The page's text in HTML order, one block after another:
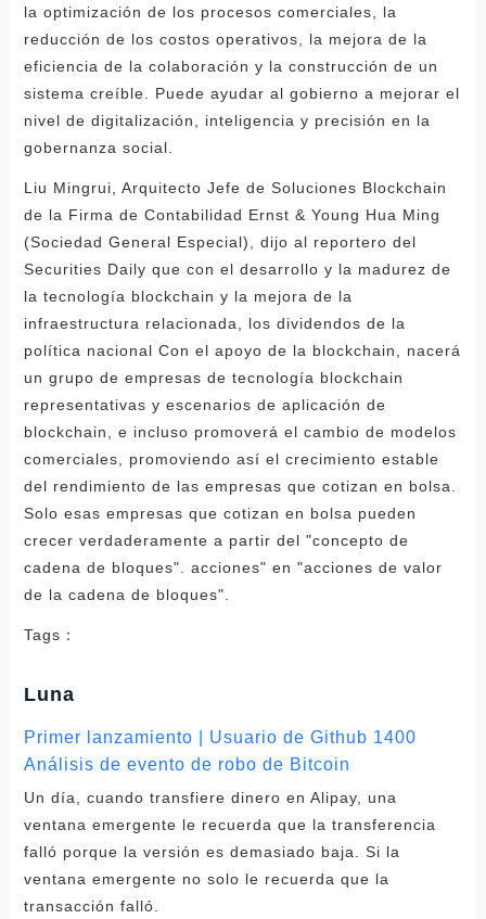
la optimización de los procesos comerciales, la
reducción de los costos operativos, la mejora de la
eficiencia de la colaboración y la construcción de un
sistema creíble. Puede ayudar al gobierno a mejorar el
nivel de digitalización, inteligencia y precisión en la
gobernanza social.
Liu Mingrui, Arquitecto Jefe de Soluciones Blockchain
de la Firma de Contabilidad Ernst & Young Hua Ming
(Sociedad General Especial), dijo al reportero del
Securities Daily que con el desarrollo y la madurez de
la tecnología blockchain y la mejora de la
infraestructura relacionada, los dividendos de la
política nacional Con el apoyo de la blockchain, nacerá
un grupo de empresas de tecnología blockchain
representativas y escenarios de aplicación de
blockchain, e incluso promoverá el cambio de modelos
comerciales, promoviendo así el crecimiento estable
del rendimiento de las empresas que cotizan en bolsa.
Solo esas empresas que cotizan en bolsa pueden
crecer verdaderamente a partir del "concepto de
cadena de bloques". acciones" en "acciones de valor
de la cadena de bloques".
Tags：
Luna
Primer lanzamiento | Usuario de Github 1400
Análisis de evento de robo de Bitcoin
Un día, cuando transfiere dinero en Alipay, una
ventana emergente le recuerda que la transferencia
falló porque la versión es demasiado baja. Si la
ventana emergente no solo le recuerda que la
transacción falló.